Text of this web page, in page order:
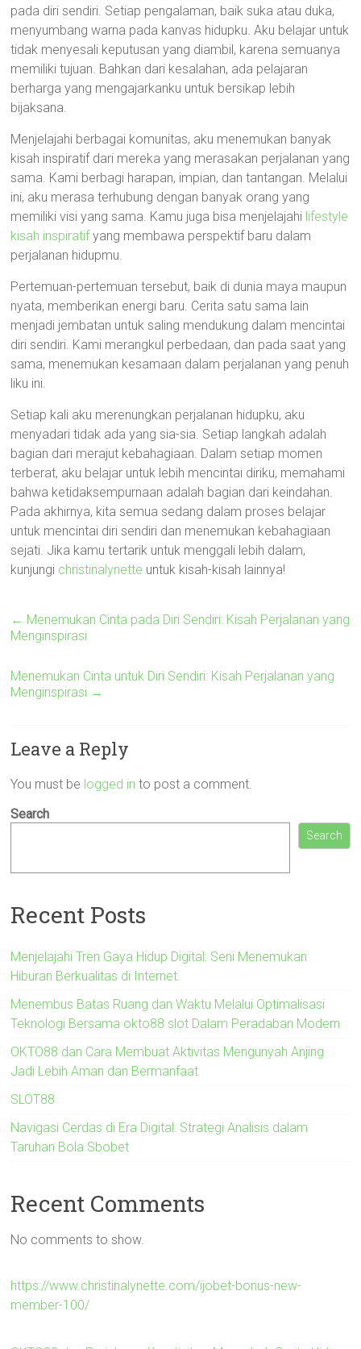
pada diri sendiri. Setiap pengalaman, baik suka atau duka,
menyumbang warna pada kanvas hidupku. Aku belajar untuk
tidak menyesali keputusan yang diambil, karena semuanya
memiliki tujuan. Bahkan dari kesalahan, ada pelajaran
berharga yang mengajarkanku untuk bersikap lebih
bijaksana.
Menjelajahi berbagai komunitas, aku menemukan banyak
kisah inspiratif dari mereka yang merasakan perjalanan yang
sama. Kami berbagi harapan, impian, dan tantangan. Melalui
ini, aku merasa terhubung dengan banyak orang yang
memiliki visi yang sama. Kamu juga bisa menjelajahi lifestyle
kisah inspiratifyang membawa perspektif baru dalam
perjalanan hidupmu.
Pertemuan-pertemuan tersebut, baik di dunia maya maupun
nyata, memberikan energi baru. Cerita satu sama lain
menjadi jembatan untuk saling mendukung dalam mencintai
diri sendiri. Kami merangkul perbedaan, dan pada saat yang
sama, menemukan kesamaan dalam perjalanan yang penuh
liku ini.
Setiap kali aku merenungkan perjalanan hidupku, aku
menyadari tidak ada yang sia-sia. Setiap langkah adalah
bagian dari merajut kebahagiaan. Dalam setiap momen
terberat, aku belajar untuk lebih mencintai diriku, memahami
bahwa ketidaksempurnaan adalah bagian dari keindahan.
Pada akhirnya, kita semua sedang dalam proses belajar
untuk mencintai diri sendiri dan menemukan kebahagiaan
sejati. Jika kamu tertarik untuk menggali lebih dalam,
kunjungi christinalynette untuk kisah-kisah lainnya!
← Menemukan Cinta pada Diri Sendiri: Kisah Perjalanan yang
Menginspirasi
Menemukan Cinta untuk Diri Sendiri: Kisah Perjalanan yang
Menginspirasi →
Leave a Reply
You must be logged in to post a comment.
Search
Search
Recent Posts
Menjelajahi Tren Gaya Hidup Digital: Seni Menemukan
Hiburan Berkualitas di Internet
Menembus Batas Ruang dan Waktu Melalui Optimalisasi
Teknologi Bersama okto88 slot Dalam Peradaban Modern
OKTO88 dan Cara Membuat Aktivitas Mengunyah Anjing
Jadi Lebih Aman dan Bermanfaat
SLOT88
Navigasi Cerdas di Era Digital: Strategi Analisis dalam
Taruhan Bola Sbobet
Recent Comments
No comments to show.
https://www.christinalynette.com/ijobet-bonus-new-
member-100/